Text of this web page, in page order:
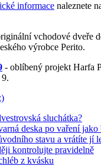
informace naleznete
vchodové dveře
výrobce Perito.
- oblíbený projekt Harfa
sluchátka?
deska po vaření
stavu a vrátíte jí
kontrolujte pravidelně
z kvásku